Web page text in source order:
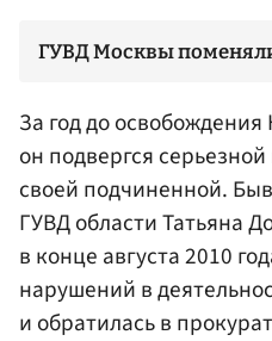
ГУВД Москвы
За год до
он подвергся
своей подчиненной.
ГУВД области Татьяна
в конце августа 2010
нарушений в
и обратилась в